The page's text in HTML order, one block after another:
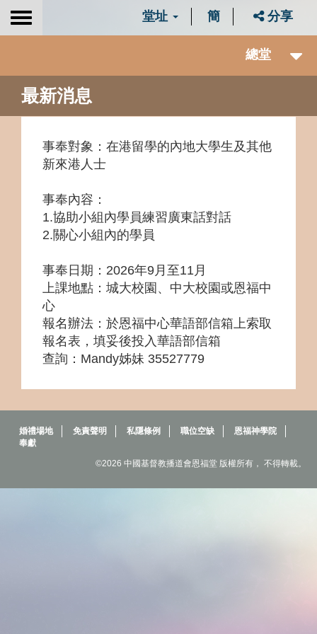
Toggle
堂址 簡 分享
總堂
最新消息
事奉對象 ：在港留學的內地大學生及其他
新來港人士
事奉內容 ：
1.協助小組內學員練習廣東話對話
2.關心小組內的學員
事奉日期：2026年9月至11月
上課地點：城大校園、中大校園或恩福中
心
報名辦法 ：於恩福中心華語部信箱上索取
報名表，填妥後投入華語部信箱
查詢：Mandy姊妹 35527779
婚禮場地 免責聲明 私隱條例 職位空缺
恩福神學院
奉獻
©2026 中國基督教播道會恩福堂 版權所有， 不得轉載。